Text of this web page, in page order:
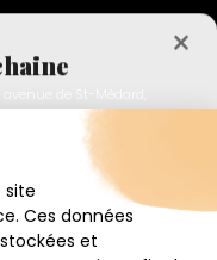
lundi au vendredi de 12h à 19h
×
recevez
de 5€.